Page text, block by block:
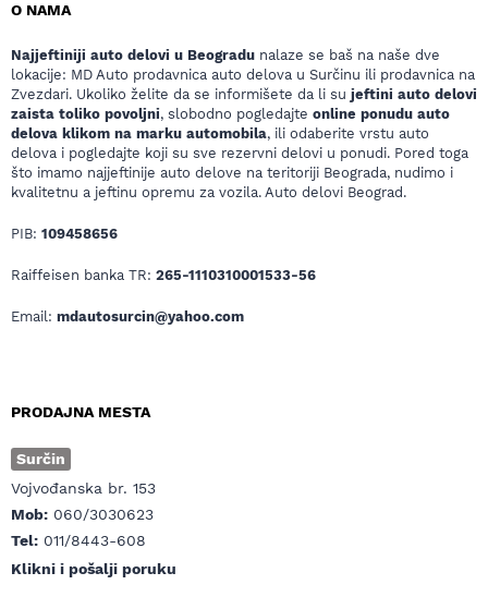
O NAMA
Najjeftiniji auto delovi u Beogradu nalaze se baš na naše dve
lokacije: MD Auto prodavnica auto delova u Surčinu ili prodavnica na
Zvezdari. Ukoliko želite da se informišete da li su jeftini auto delovi
zaista toliko povoljni, slobodno pogledajte online ponudu auto
delova klikom na marku automobila, ili odaberite vrstu auto
delova i pogledajte koji su sve rezervni delovi u ponudi. Pored toga
što imamo najjeftinije auto delove na teritoriji Beograda, nudimo i
kvalitetnu a jeftinu opremu za vozila. Auto delovi Beograd.
PIB: 109458656
Raiffeisen banka TR: 265-1110310001533-56
Email: mdautosurcin@yahoo.com
PRODAJNA MESTA
Surčin
Vojvođanska br. 153
Mob: 060/3030623
Tel: 011/8443-608
Klikni i pošalji poruku